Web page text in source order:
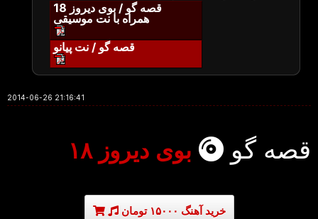
قصه گو / بوی دیروز 18
همراه با نت موسیقی
قصه گو / نت پیانو
2014-06-26 21:16:41
قصه گو بوی دیروز ۱۸
خرید آهنگ ۱۵۰۰۰ تومان